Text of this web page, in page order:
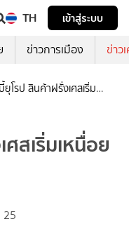
TH
เข้าสู่ระบบ
ข่าวการเมือง ข่าว
ยุโรป สินค้าฝรั่งเศสเริ่ม
สเริ่มเหนื่อย
25